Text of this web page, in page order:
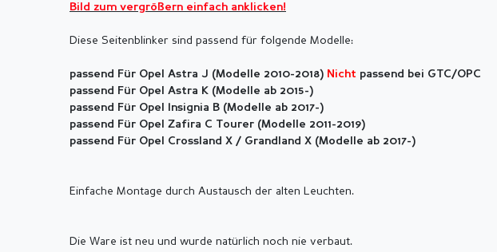
Bild zum vergrö ßern einfach anklicken!
Diese Seitenblinker sind passend für folgende Modelle:
passend Für Opel Astra J (Modelle 2010-2018) Nicht passend bei GTC/OPC
passend Für Opel Astra K (Modelle ab 2015-)
passend Für Opel Insignia B (Modelle ab 2017-)
passend Für Opel Zafira C Tourer (Modelle 2011-2019)
passend Für Opel Crossland X / Grandland X (Modelle ab 2017-)
Einfache Montage durch Austausch der alten Leuchten.
Die Ware ist neu und wurde natürlich noch nie verbaut.